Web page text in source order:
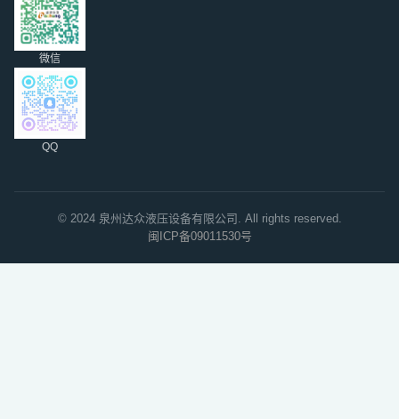
微信
QQ
© 2024 泉州达众液压设备有限公司. All rights reserved.
闽ICP备09011530号